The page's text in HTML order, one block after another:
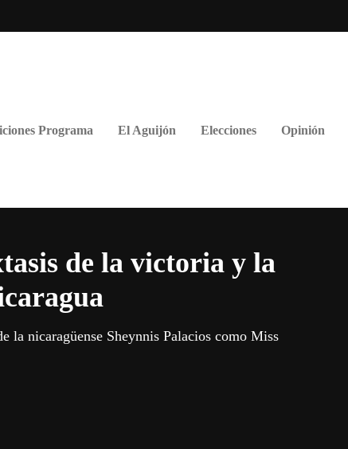
Programa El Aguijón Elecciones Opinión
de la victoria y la
la nicaragüense Sheynnis Palacios como Miss